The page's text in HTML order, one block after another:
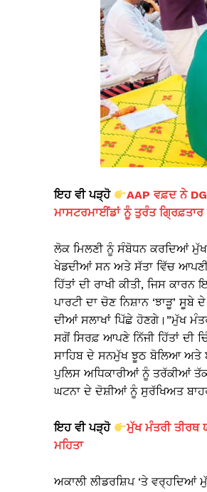
ਇਹ ਵੀ ਪੜ੍ਹੋ
AAP ਵਫ਼ਦ ਨੇ
ਮਾਸਟਰਮਾਈਂਡਾਂ ਨੂੰ ਤੁਰੰਤ ਗ੍ਰਿਫ਼ਤਾਰ
ਲੋਕ ਮਿਲਣੀ ਨੂੰ ਸੰਬੋਧਨ ਕਰਦਿਆਂ
ਖੇਡਦੀਆਂ ਸਨ ਅਤੇ ਸੱਤਾ ਵਿੱਚ
ਹਿੱਤਾਂ ਦੀ ਰਾਖੀ ਕੀਤੀ, ਜਿਸ
ਪਾਰਟੀ ਦਾ ਚੋਣ ਨਿਸ਼ਾਨ ‘ਝਾੜੂ’
ਦੀਆਂ ਸਲਾਖਾਂ ਪਿੱਛੇ ਹੋਣਗੇ।”ਮੁੱਖ
ਸਗੋਂ ਸਿਰਫ਼ ਆਪਣੇ ਨਿੱਜੀ ਹਿੱਤਾਂ ਦੀ
ਸਾਹਿਬ ਦੇ ਸਨਮੁੱਖ ਝੂਠ ਬੋਲਿਆ ਅਤੇ
ਪੁਲਿਸ ਅਧਿਕਾਰੀਆਂ ਨੂੰ ਤਰੱਕੀਆਂ
ਘਟਨਾ ਦੇ ਦੋਸ਼ੀਆਂ ਨੂੰ ਸੁਰੱਖਿਅਤ
ਇਹ ਵੀ ਪੜ੍ਹੋ
ਮੁੱਖ ਮੰਤਰੀ ਤੀਰਥ
ਮਹਿਤਾ
ਅਕਾਲੀ ਲੀਡਰਸ਼ਿਪ ‘ਤੇ ਵਰ੍ਹਦਿਆਂ